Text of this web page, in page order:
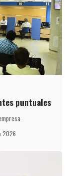
puntuales
2026